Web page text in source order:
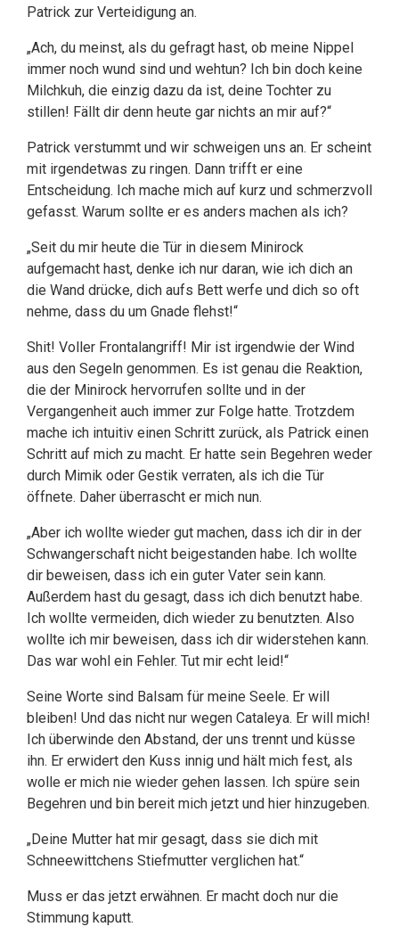
Patrick zur Verteidigung an.
„Ach, du meinst, als du gefragt hast, ob meine Nippel
immer noch wund sind und wehtun? Ich bin doch keine
Milchkuh, die einzig dazu da ist, deine Tochter zu
stillen! Fällt dir denn heute gar nichts an mir auf?“
Patrick verstummt und wir schweigen uns an. Er scheint
mit irgendetwas zu ringen. Dann trifft er eine
Entscheidung. Ich mache mich auf kurz und schmerzvoll
gefasst. Warum sollte er es anders machen als ich?
„Seit du mir heute die Tür in diesem Minirock
aufgemacht hast, denke ich nur daran, wie ich dich an
die Wand drücke, dich aufs Bett werfe und dich so oft
nehme, dass du um Gnade flehst!“
Shit! Voller Frontalangriff! Mir ist irgendwie der Wind
aus den Segeln genommen. Es ist genau die Reaktion,
die der Minirock hervorrufen sollte und in der
Vergangenheit auch immer zur Folge hatte. Trotzdem
mache ich intuitiv einen Schritt zurück, als Patrick einen
Schritt auf mich zu macht. Er hatte sein Begehren weder
durch Mimik oder Gestik verraten, als ich die Tür
öffnete. Daher überrascht er mich nun.
„Aber ich wollte wieder gut machen, dass ich dir in der
Schwangerschaft nicht beigestanden habe. Ich wollte
dir beweisen, dass ich ein guter Vater sein kann.
Außerdem hast du gesagt, dass ich dich benutzt habe.
Ich wollte vermeiden, dich wieder zu benutzten. Also
wollte ich mir beweisen, dass ich dir widerstehen kann.
Das war wohl ein Fehler. Tut mir echt leid!“
Seine Worte sind Balsam für meine Seele. Er will
bleiben! Und das nicht nur wegen Cataleya. Er will mich!
Ich überwinde den Abstand, der uns trennt und küsse
ihn. Er erwidert den Kuss innig und hält mich fest, als
wolle er mich nie wieder gehen lassen. Ich spüre sein
Begehren und bin bereit mich jetzt und hier hinzugeben.
„Deine Mutter hat mir gesagt, dass sie dich mit
Schneewittchens Stiefmutter verglichen hat.“
Muss er das jetzt erwähnen. Er macht doch nur die
Stimmung kaputt.